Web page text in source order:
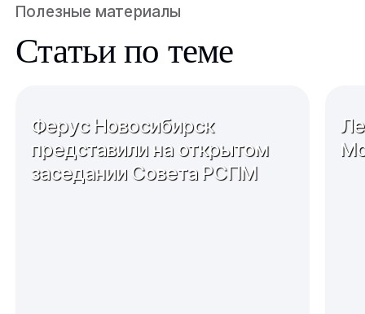
Полезные материалы
Статьи по теме
Ферус Новосибирск
представили на открытом
заседании Совета РСПМ